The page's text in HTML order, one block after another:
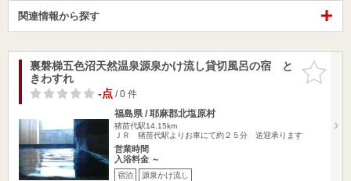
関連情報から探す
お気に入
りに追加
裏磐梯五色沼天然温泉源泉かけ流し貸切風呂の宿 と
きわすれ
-点/ 0 件
福島県 / 耶麻郡北塩原村
猪苗代駅14.15km
ＪＲ 猪苗代駅よりお車にて約２５分 送迎承ります
営業時間
入浴料金 ～
宿泊 源泉かけ流し